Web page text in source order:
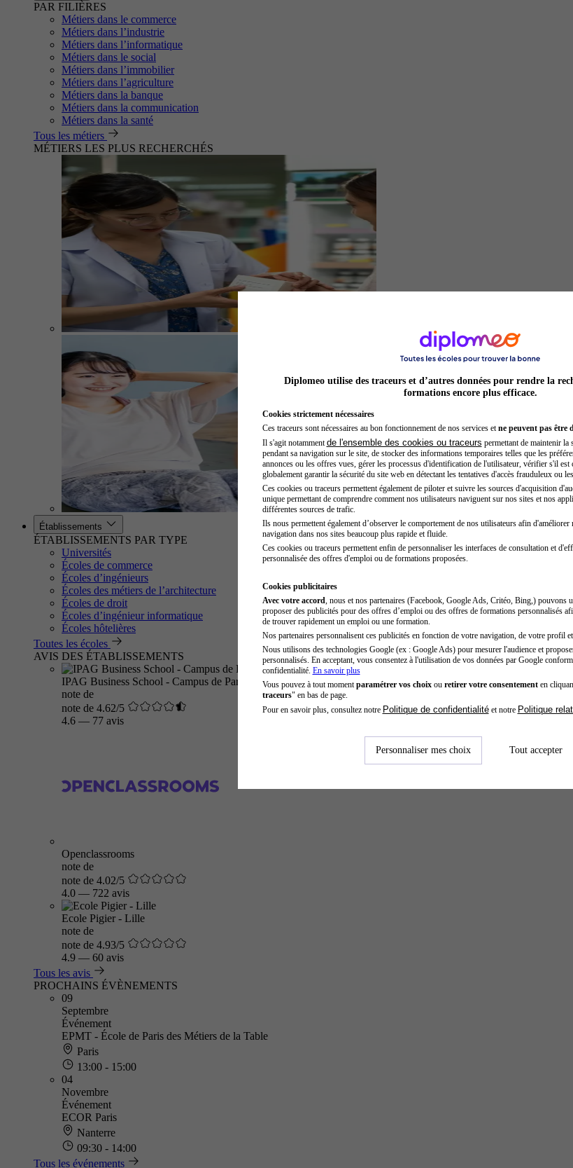
PAR FILIÈRES
Métiers dans le commerce
Métiers dans l’industrie
Métiers dans l’informatique
Métiers dans le social
Métiers dans l’immobilier
Métiers dans l’agriculture
Métiers dans la banque
Métiers dans la communication
Métiers dans la santé
Tous les métiers
MÉTIERS LES PLUS RECHERCHÉS
Préparateur en pharmacie
Établissements
ÉTABLISSEMENTS PAR TYPE
Universités
Écoles de commerce
Écoles d’ingénieurs
Écoles des métiers de l’architecture
Écoles de droit
Écoles d’ingénieur informatique
Écoles hôtelières
Toutes les écoles
AVIS DES ÉTABLISSEMENTS
IPAG Business School - Campus de Paris
note de
note de 4.62/5
4.6 — 77 avis
Openclassrooms
note de
note de 4.02/5
4.0 — 722 avis
Ecole Pigier - Lille
note de
note de 4.93/5
4.9 — 60 avis
Tous les avis
PROCHAINS ÉVÈNEMENTS
09
Septembre
Événement
EPMT - École de Paris des Métiers de la Table
Paris
13:00 - 15:00
04
Novembre
Événement
ECOR Paris
Nanterre
09:30 - 14:00
Tous les événements
Diplomeo utilise des traceurs et d’autres données pour rendre la
formations encore plus efficace.
Cookies strictement nécessaires
Ces traceurs sont nécessaires au bon fonctionnement de nos services et ne peuvent pas être
Il s'agit notamment de l'ensemble des cookies ou traceurs permettant de maintenir la
pendant sa navigation sur le site, de stocker des informations temporaires telles que les
annonces ou les offres vues, gérer les processus d'identification de l'utilisateur, vérifier s'il est
globalement garantir la sécurité du site web en détectant les tentatives d'accès frauduleux ou
Ces cookies ou traceurs permettent également de piloter et suivre les sources d'acquisition
unique permettant de comprendre comment nos utilisateurs naviguent sur nos sites et nos
différentes sources de trafic.
Ils nous permettent également d’observer le comportement de nos utilisateurs afin
navigation dans nos sites beaucoup plus rapide et fluide.
Ces cookies ou traceurs permettent enfin de personnaliser les interfaces de consultation et
personnalisée des offres d'emploi ou de formations proposées.
Cookies publicitaires
Avec votre accord , nous et nos partenaires (Facebook, Google Ads, Critéo, Bing,) pouvons
proposer des publicités pour des offres d’emploi ou des offres de formations personnalisés
de trouver rapidement un emploi ou une formation.
Nos partenaires personnalisent ces publicités en fonction de votre navigation, de votre profil et
Nous utilisons des technologies Google (ex : Google Ads) pour mesurer l'audience et
personnalisés. En acceptant, vous consentez à l'utilisation de vos données par Google
confidentialité. En savoir plus
Vous pouvez à tout moment paramétrer vos choixou retirer votre consentementen
traceurs" en bas de page.
Pour en savoir plus, consultez notre Politique de confidentialitéet notre Politique
Personnaliser mes choix Tout accepter